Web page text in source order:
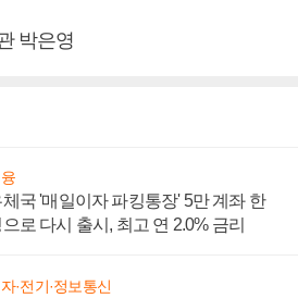
박은영
체국 '매일이자 파킹통장' 5만 계좌 한
로 다시 출시, 최고 연 2.0% 금리
·전기·정보통신